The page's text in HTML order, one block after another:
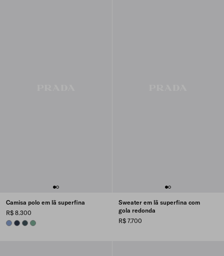
Camisa polo em lã superfina
R$ 8.300
AVIATOR BLUE
NAVYBOTTLE GREEN
SAGE GREEN
Sweater em lã superfina com
gola redonda
R$ 7.700